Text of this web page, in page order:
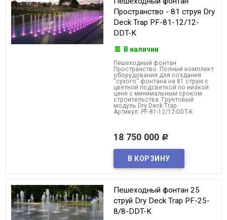
Пространство - 81 струя Dry
Deck Trap PF-81-12/12-
DDT-K
В наличии
Пешеходный фонтан
Пространство. Полный комплект
оборудования для создания
"сухого" фонтана на 81 струю с
цветной подсветкой по низкой
цене с минимальным сроком
строительства. Грунтовый
модуль Dry Deck Trap
Артикул: PF-81-12/12-DDT-K
18 750 000 Р
Пешеходный фонтан 25
струй Dry Deck Trap PF-25-
8/8-DDT-K